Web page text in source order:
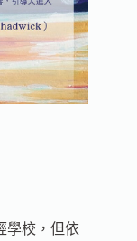
學校，但依